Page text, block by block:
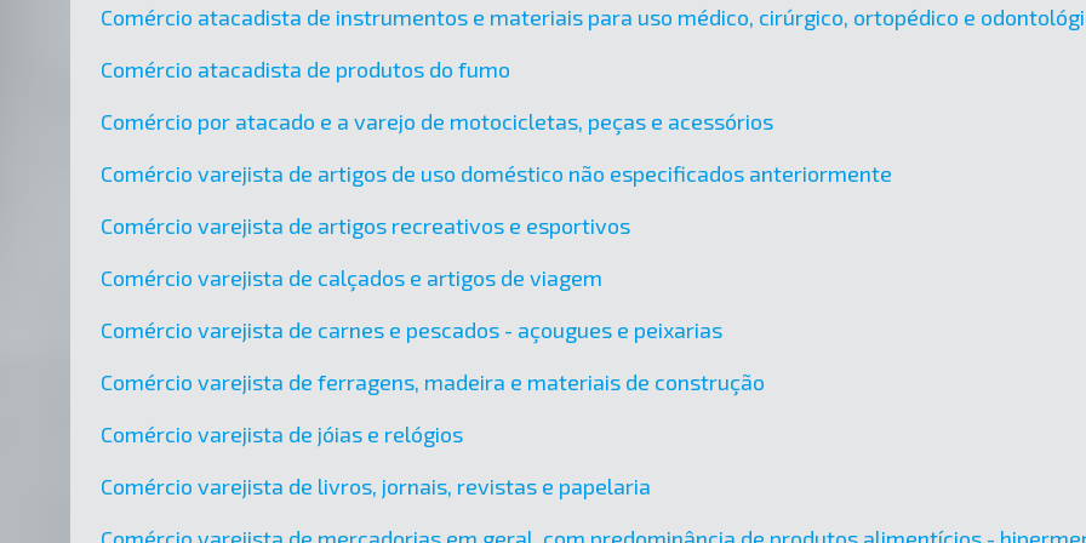
Comércio atacadista de instrumentos e materiais para uso médico, cirúrgico, ortopédico e
Comércio atacadista de produtos do fumo
Comércio por atacado e a varejo de motocicletas, peças e acessórios
Comércio varejista de artigos de uso doméstico não especificados anteriormente
Comércio varejista de artigos recreativos e esportivos
Comércio varejista de calçados e artigos de viagem
Comércio varejista de carnes e pescados - açougues e peixarias
Comércio varejista de ferragens, madeira e materiais de construção
Comércio varejista de jóias e relógios
Comércio varejista de livros, jornais, revistas e papelaria